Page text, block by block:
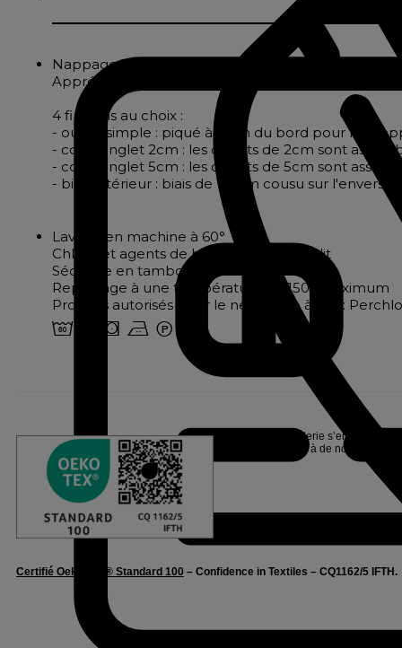
Nappage en polyester effet lin
Apprécié pour sa facilité d'entretien, le nappage
4 finitions au choix :
- ourlet simple : piqué à 2cm du bord pour les
- coins onglet 2cm : les ourlets de 2cm sont
- coins onglet 5cm : les ourlets de 5cm sont
- biais intérieur : biais de 18mm cousu sur l'envers
Lavage en machine à 60°
Chlore et agents de blanchiment interdit
Séchage en tambour à 60°
Repassage à une température de 150° maximum
Produits autorisés pour le nettoyage à sec :
4 o s b W
Linvosges Hôtellerie s’engage
Oeko-Tex®, suite à de nombreux
Certifié Oeko-Tex® Standard 100 – Confidence in Textiles – CQ1162/5 IFTH.